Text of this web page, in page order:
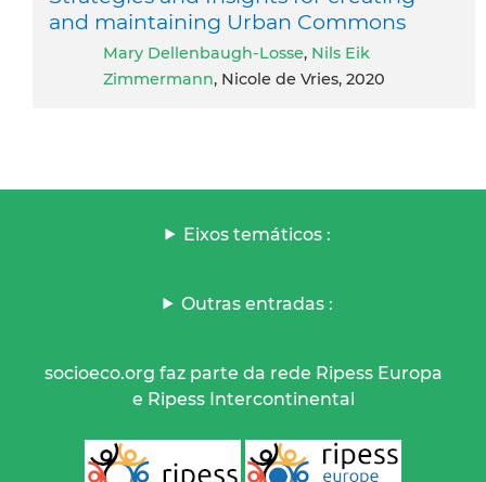
and maintaining Urban Commons
Mary Dellenbaugh-Losse, Nils Eik
Zimmermann, Nicole de Vries, 2020
Eixos temáticos :
Outras entradas :
socioeco.org faz parte da rede Ripess Europa
e Ripess Intercontinental